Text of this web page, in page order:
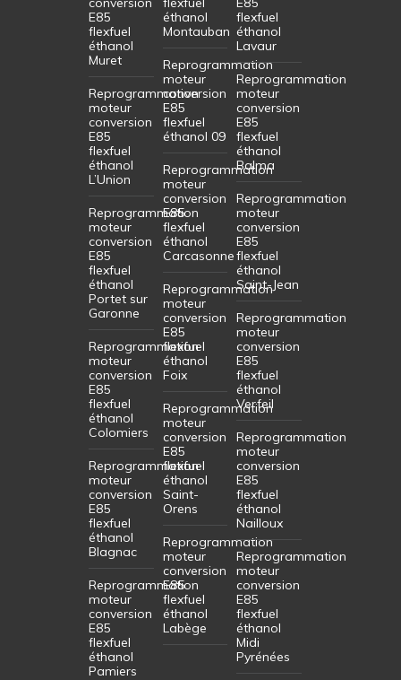
E85
flexfuel
éthanol
Muret
Reprogrammation
moteur
conversion
E85
flexfuel
éthanol
L’Union
Reprogrammation
moteur
conversion
E85
flexfuel
éthanol
Portet sur
Garonne
Reprogrammation
moteur
conversion
E85
flexfuel
éthanol
Colomiers
Reprogrammation
moteur
conversion
E85
flexfuel
éthanol
Blagnac
Reprogrammation
moteur
conversion
E85
flexfuel
éthanol
Pamiers
éthanol
Montauban
Reprogrammation
moteur
conversion
E85
flexfuel
éthanol 09
Reprogrammation
moteur
conversion
E85
flexfuel
éthanol
Carcasonne
Reprogrammation
moteur
conversion
E85
flexfuel
éthanol
Foix
Reprogrammation
moteur
conversion
E85
flexfuel
éthanol
Saint-
Orens
Reprogrammation
moteur
conversion
E85
flexfuel
éthanol
Labège
flexfuel
éthanol
Lavaur
Reprogrammation
moteur
conversion
E85
flexfuel
éthanol
Balma
Reprogrammation
moteur
conversion
E85
flexfuel
éthanol
Saint-Jean
Reprogrammation
moteur
conversion
E85
flexfuel
éthanol
Verfeil
Reprogrammation
moteur
conversion
E85
flexfuel
éthanol
Nailloux
Reprogrammation
moteur
conversion
E85
flexfuel
éthanol
Midi
Pyrénées